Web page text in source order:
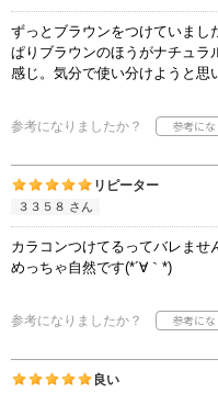
ずっとブラウンをつけていまし
ぱりブラウンのほうがナチュラ
感じ。気分で使い分けようと思
参考になりましたか？
リピーター
３３５８ さん
カラコンつけてるってバレませ
めっちゃ自然です(*´∀｀*)
参考になりましたか？
良い